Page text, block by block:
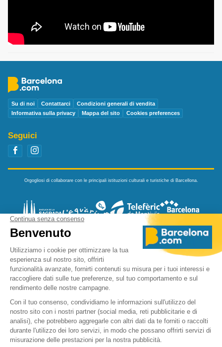
Su di noi Contattarci
Condizioni generali di vendita
Informativa sulla privacy
Mappa del sito Cookies preferences
Seguici
Orgogliosi di collaborare con le principali istituzioni culturali e turistiche di Barcellona.
A complete Barcelona experience — Plan it. Live it. Love it.
Tickets and City Guide. Go out like a Local Book smart - direct -
fair